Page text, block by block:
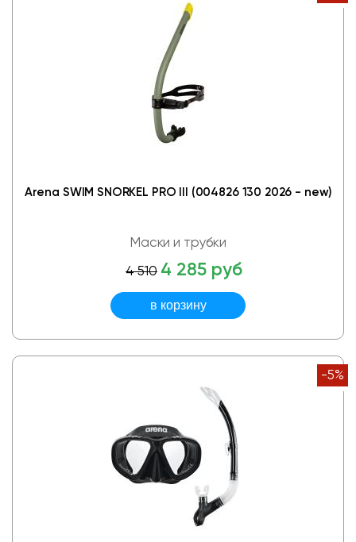
Arena SWIM SNORKEL PRO III (004826 130 2026 - new)
Маски и трубки
4 510 4 285 руб
-5%